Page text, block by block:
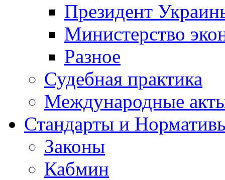
Президент
Министерство
Разное
Судебная практика
Международные
Стандарты и
Законы
Кабмин